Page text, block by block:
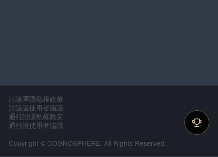
討論區隱私權政策
討論區使用者協議
通行證隱私權政策
通行證使用者協議
Copyright © COGNOSPHERE. All Rights Reserved.